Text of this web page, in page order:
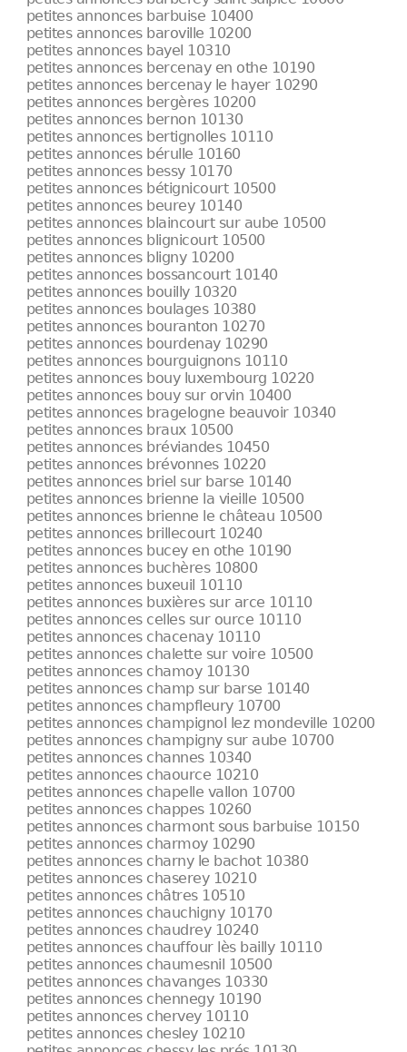
petites annonces barbuise 10400
petites annonces baroville 10200
petites annonces bayel 10310
petites annonces bercenay en othe 10190
petites annonces bercenay le hayer 10290
petites annonces bergères 10200
petites annonces bernon 10130
petites annonces bertignolles 10110
petites annonces bérulle 10160
petites annonces bessy 10170
petites annonces bétignicourt 10500
petites annonces beurey 10140
petites annonces blaincourt sur aube 10500
petites annonces blignicourt 10500
petites annonces bligny 10200
petites annonces bossancourt 10140
petites annonces bouilly 10320
petites annonces boulages 10380
petites annonces bouranton 10270
petites annonces bourdenay 10290
petites annonces bourguignons 10110
petites annonces bouy luxembourg 10220
petites annonces bouy sur orvin 10400
petites annonces bragelogne beauvoir 10340
petites annonces braux 10500
petites annonces bréviandes 10450
petites annonces brévonnes 10220
petites annonces briel sur barse 10140
petites annonces brienne la vieille 10500
petites annonces brienne le château 10500
petites annonces brillecourt 10240
petites annonces bucey en othe 10190
petites annonces buchères 10800
petites annonces buxeuil 10110
petites annonces buxières sur arce 10110
petites annonces celles sur ource 10110
petites annonces chacenay 10110
petites annonces chalette sur voire 10500
petites annonces chamoy 10130
petites annonces champ sur barse 10140
petites annonces champfleury 10700
petites annonces champignol lez mondeville 10200
petites annonces champigny sur aube 10700
petites annonces channes 10340
petites annonces chaource 10210
petites annonces chapelle vallon 10700
petites annonces chappes 10260
petites annonces charmont sous barbuise 10150
petites annonces charmoy 10290
petites annonces charny le bachot 10380
petites annonces chaserey 10210
petites annonces châtres 10510
petites annonces chauchigny 10170
petites annonces chaudrey 10240
petites annonces chauffour lès bailly 10110
petites annonces chaumesnil 10500
petites annonces chavanges 10330
petites annonces chennegy 10190
petites annonces chervey 10110
petites annonces chesley 10210